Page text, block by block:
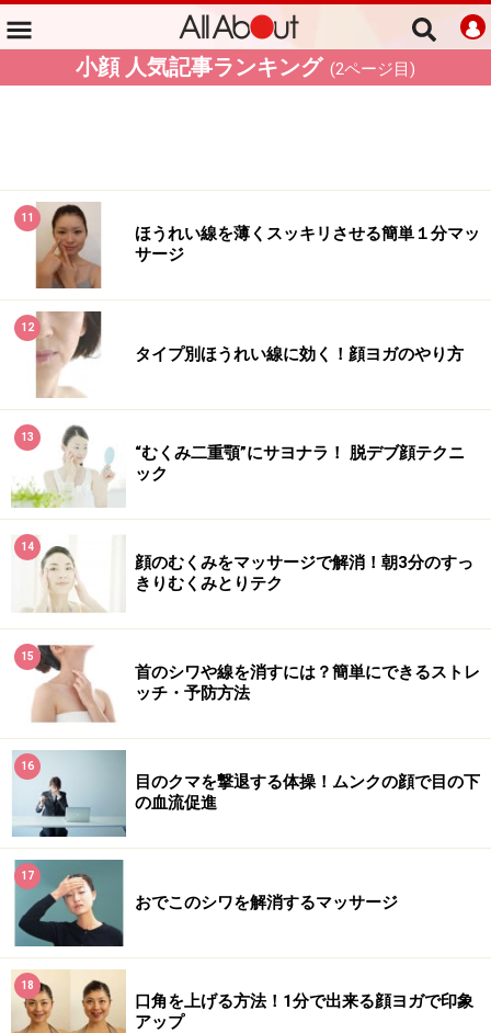
小顔 人気記事ランキング (2ページ目)
11
ほうれい線を薄くスッキリさせる簡単１分マッ
サージ
12
タイプ別ほうれい線に効く！顔ヨガのやり方
13
“むくみ二重顎”にサヨナラ！ 脱デブ顔テクニ
ック
14
顔のむくみをマッサージで解消！朝3分のすっ
きりむくみとりテク
15
首のシワや線を消すには？簡単にできるストレ
ッチ・予防方法
16
目のクマを撃退する体操！ムンクの顔で目の下
の血流促進
17
おでこのシワを解消するマッサージ
18
口角を上げる方法！1分で出来る顔ヨガで印象
アップ